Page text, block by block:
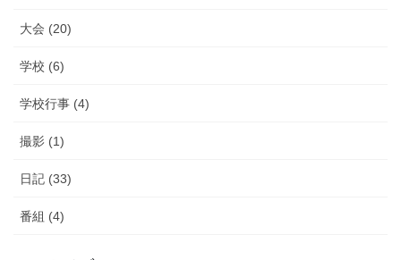
大会 (20)
学校 (6)
学校行事 (4)
撮影 (1)
日記 (33)
番組 (4)